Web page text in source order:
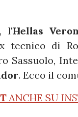
l'Hellas
tecnico di
. Ecco il
ANCHE SU